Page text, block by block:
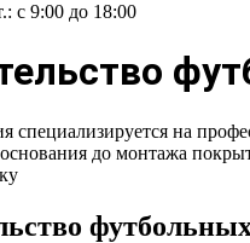
с 9:00 до 18:00
специализируется на
до монтажа